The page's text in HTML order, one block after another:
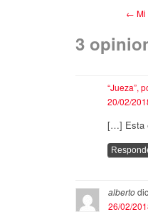
← Mi
3
“Jueza”,
20/02/
[…] Esta
alberto
26/02/